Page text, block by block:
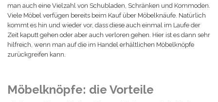
man auch eine Vielzahl von Schubladen, Schränken und Kommoden.
Viele Möbel verfügen bereits beim Kauf über Möbelknäufe. Natürlich
kommt es hin und wieder vor, dass diese auch einmal im Laufe der
Zeit kaputt gehen oder aber auch verloren gehen. Hier ist es dann sehr
hilfreich, wenn man auf die im Handel erhältlichen Möbelknöpfe
zurückgreifen kann.
Möbelknöpfe: die Vorteile